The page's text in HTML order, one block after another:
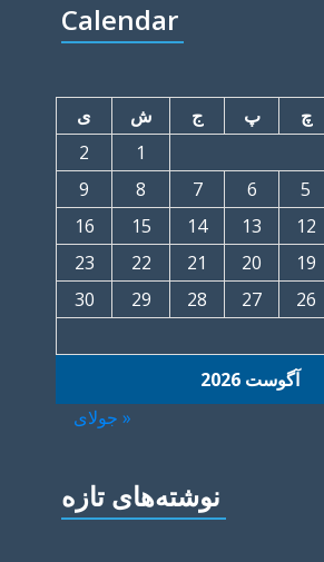
Calendar
آگوست 2026
چ پ ج ش
ی
1
2
5
6
7
8
9
12
13
14
15
16
19
20
21
22
23
26
27
28
29
30
« جولای
نوشته‌های تازه